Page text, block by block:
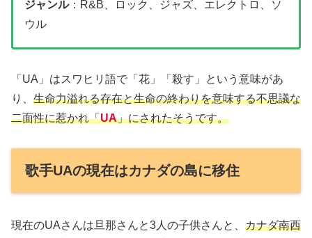
ジャンル：R&B、ロック、ジャズ、エレクトロ、ソ
ウル
「UA」はスワヒリ語で「花」「殺す」という意味があ
り、 生命力溢れる存在と生命の終わりを意味する不思議な
二面性に惹かれ「UA」にされたそうです。
歌手UAの現在はカナダの島に移住
現在のUAさんは旦那さんと3人の子供さんと、 カナダ南西